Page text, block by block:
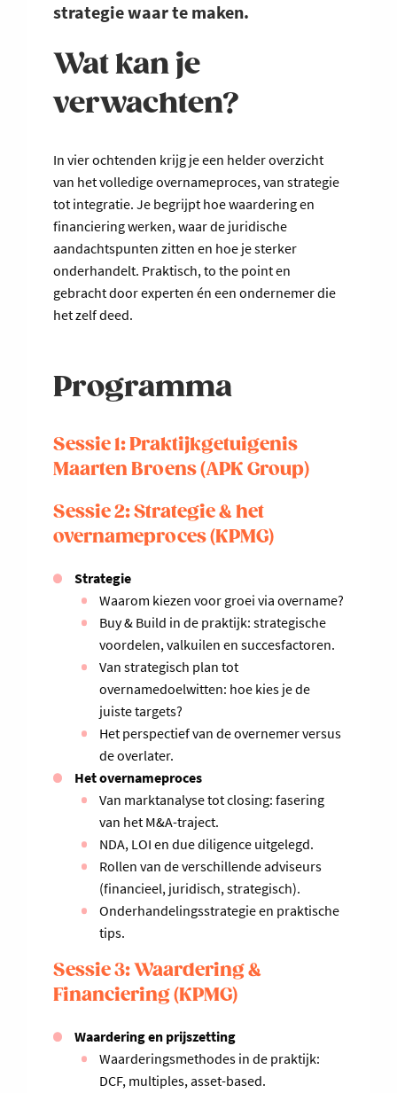
strategie waar te maken.
Wat kan je
verwachten?
In vier ochtenden krijg je een helder overzicht
van het volledige overnameproces, van strategie
tot integratie. Je begrijpt hoe waardering en
financiering werken, waar de juridische
aandachtspunten zitten en hoe je sterker
onderhandelt. Praktisch, to the point en
gebracht door experten én een ondernemer die
het zelf deed.
Programma
Sessie 1: Praktijkgetuigenis
Maarten Broens (APK Group)
Sessie 2: Strategie & het
overnameproces (KPMG)
Strategie
Waarom kiezen voor groei via overname?
Buy & Build in de praktijk: strategische
voordelen, valkuilen en succesfactoren.
Van strategisch plan tot
overnamedoelwitten: hoe kies je de
juiste targets?
Het perspectief van de overnemer versus
de overlater.
Het overnameproces
Van marktanalyse tot closing: fasering
van het M&A-traject.
NDA, LOI en due diligence uitgelegd.
Rollen van de verschillende adviseurs
(financieel, juridisch, strategisch).
Onderhandelingsstrategie en praktische
tips.
Sessie 3: Waardering &
Financiering (KPMG)
Waardering en prijszetting
Waarderingsmethodes in de praktijk:
DCF, multiples, asset-based.